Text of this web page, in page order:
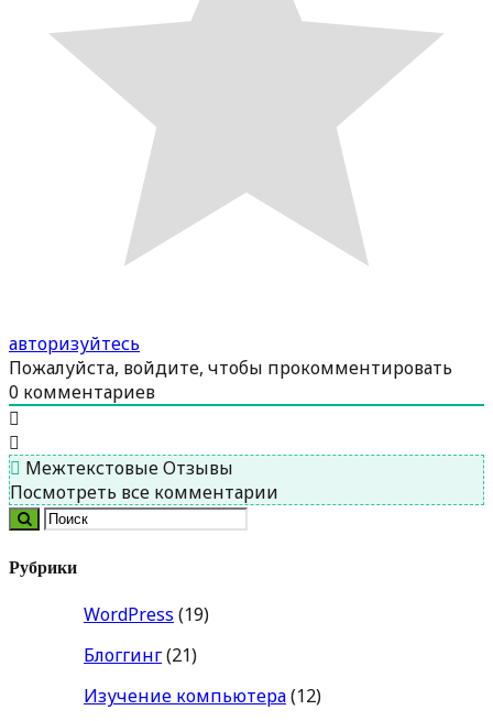
авторизуйтесь
Пожалуйста, войдите, чтобы прокомментировать
0 комментариев
Межтекстовые Отзывы
Посмотреть все комментарии
Рубрики
WordPress (19)
Блоггинг(21)
Изучение компьютера(12)